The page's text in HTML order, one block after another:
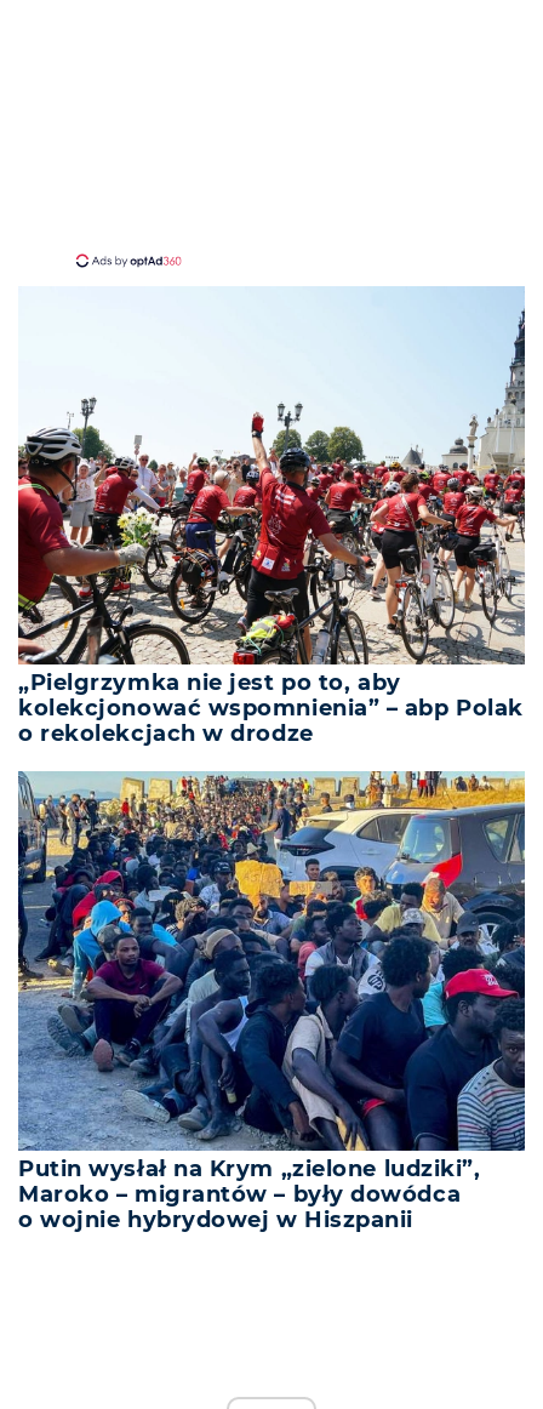
„Pielgrzymka nie jest po to, aby
kolekcjonować wspomnienia” – abp Polak
o rekolekcjach w drodze
Putin wysłał na Krym „zielone ludziki”,
Maroko – migrantów – były dowódca
o wojnie hybrydowej w Hiszpanii